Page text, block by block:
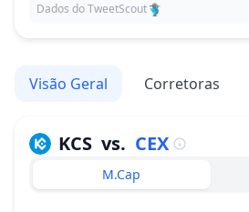
Dados do TweetScout
Visão Geral Corretoras
KCS vs. CEX
M.Cap